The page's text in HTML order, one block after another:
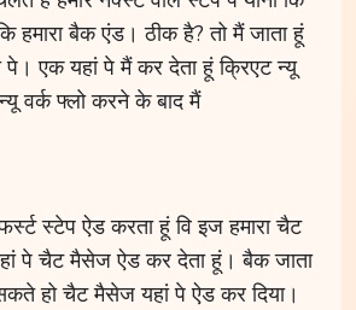
हमारा बैक एंड। ठीक है? तो मैं जाता हूं
पे। एक यहां पे मैं कर देता हूं क्रिएट न्यू
वर्क फ्लो करने के बाद मैं
स्टेप ऐड करता हूं वि इज हमारा चैट
पे चैट मैसेज ऐड कर देता हूं। बैक जाता
हो चैट मैसेज यहां पे ऐड कर दिया।